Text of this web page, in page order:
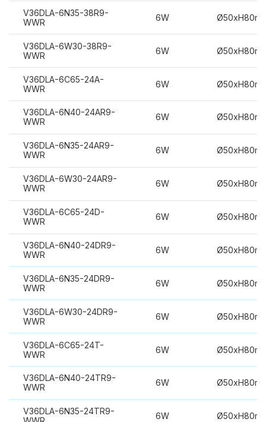
V36DLA-6N35-38R9-
WWR
6W
V36DLA-6W30-38R9-
WWR
6W
V36DLA-6C65-24A-
WWR
6W
V36DLA-6N40-24AR9-
WWR
6W
V36DLA-6N35-24AR9-
WWR
6W
V36DLA-6W30-24AR9-
WWR
6W
V36DLA-6C65-24D-
WWR
6W
V36DLA-6N40-24DR9-
WWR
6W
V36DLA-6N35-24DR9-
WWR
6W
V36DLA-6W30-24DR9-
WWR
6W
V36DLA-6C65-24T-
WWR
6W
V36DLA-6N40-24TR9-
WWR
6W
V36DLA-6N35-24TR9-
6W